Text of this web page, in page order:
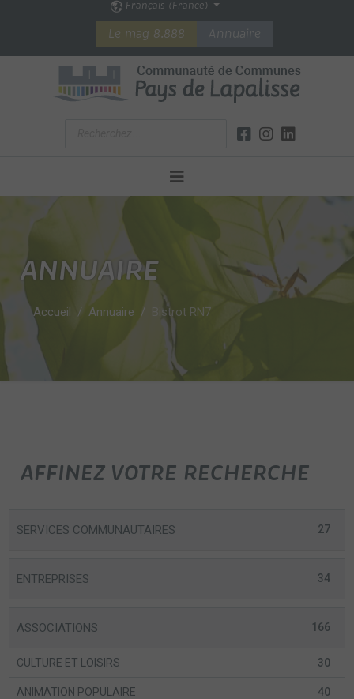
Français (France)
Le mag 8.888 Annuaire
ANNUAIRE
Accueil Annuaire Bistrot RN7
AFFINEZ VOTRE RECHERCHE
SERVICES COMMUNAUTAIRES 27
ENTREPRISES 34
ASSOCIATIONS 166
CULTURE ET LOISIRS 30
ANIMATION POPULAIRE 40